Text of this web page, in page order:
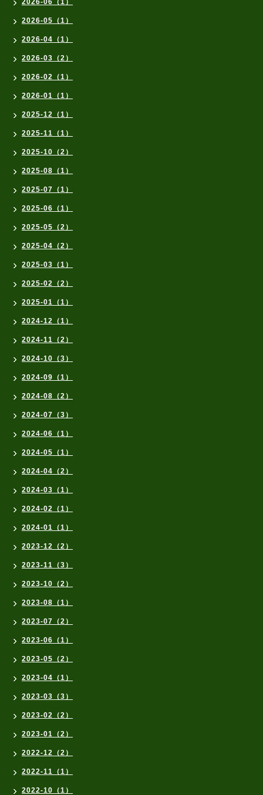
2026-06（1）
2026-05（1）
2026-04（1）
2026-03（2）
2026-02（1）
2026-01（1）
2025-12（1）
2025-11（1）
2025-10（2）
2025-08（1）
2025-07（1）
2025-06（1）
2025-05（2）
2025-04（2）
2025-03（1）
2025-02（2）
2025-01（1）
2024-12（1）
2024-11（2）
2024-10（3）
2024-09（1）
2024-08（2）
2024-07（3）
2024-06（1）
2024-05（1）
2024-04（2）
2024-03（1）
2024-02（1）
2024-01（1）
2023-12（2）
2023-11（3）
2023-10（2）
2023-08（1）
2023-07（2）
2023-06（1）
2023-05（2）
2023-04（1）
2023-03（3）
2023-02（2）
2023-01（2）
2022-12（2）
2022-11（1）
2022-10（1）